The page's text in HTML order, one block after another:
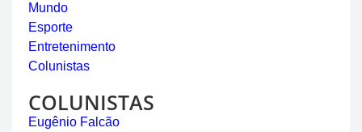
Mundo
Esporte
Entretenimento
Colunistas
COLUNISTAS
Eugênio Falcão